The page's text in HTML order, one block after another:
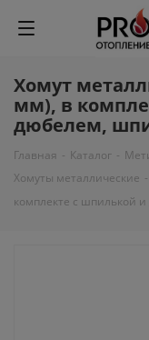
Хомут
мм), в
дюбелем,
Главная - Каталог -
Хомуты металлические -
комплекте с шпилькой